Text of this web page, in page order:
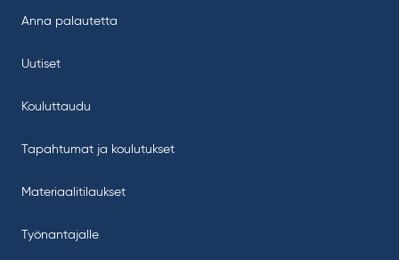
Anna palautetta
Uutiset
Kouluttaudu
Tapahtumat ja koulutukset
Materiaalitilaukset
Työnantajalle